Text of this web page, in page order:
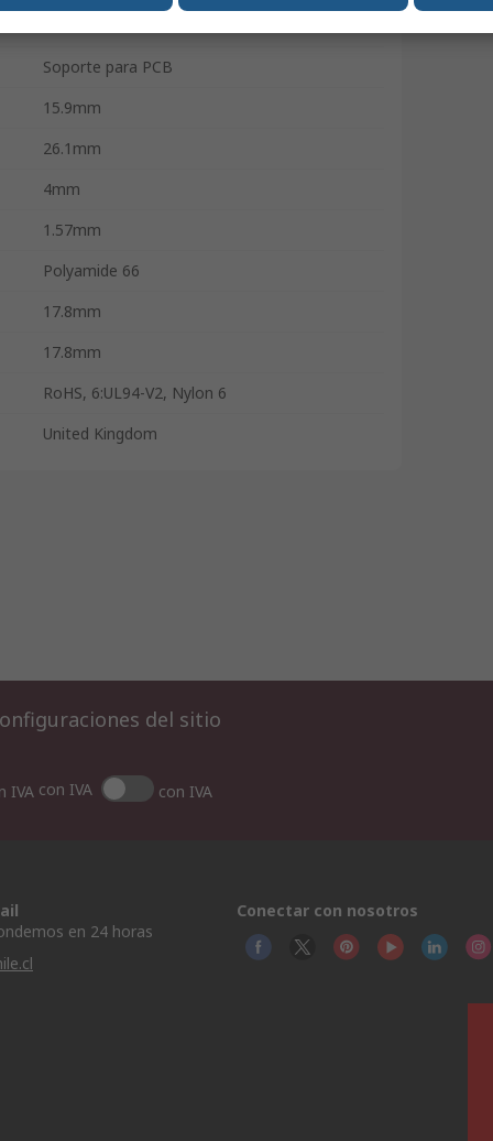
Soporte para PCB
15.9mm
26.1mm
4mm
1.57mm
Polyamide 66
17.8mm
17.8mm
RoHS, 6:UL94-V2, Nylon 6
United Kingdom
del sitio
IVA con IVA con IVA
en 24 horas
Conectar con nosotros